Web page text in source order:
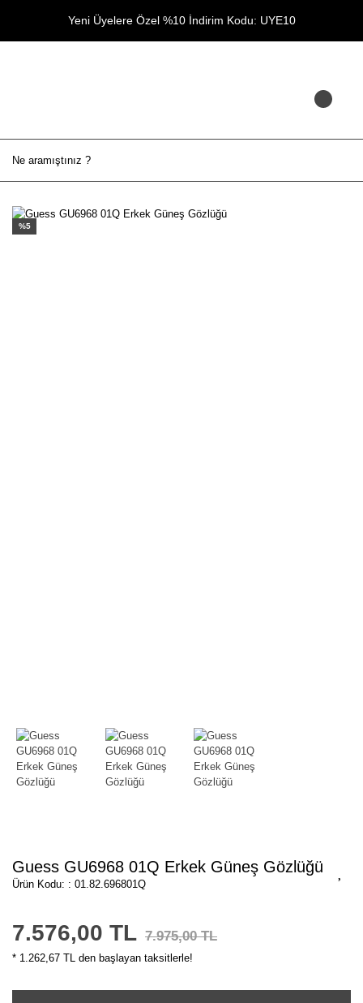
Yeni Üyelere Özel %10 İndirim Kodu: UYE10
%5
Guess GU6968 01Q Erkek Güneş Gözlüğü
Ürün Kodu: : 01.82.696801Q
7.576,00 TL 7.975,00 TL
* 1.262,67 TL den başlayan taksitlerle!